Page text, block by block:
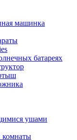
машинка
батареях
ушами
комнаты